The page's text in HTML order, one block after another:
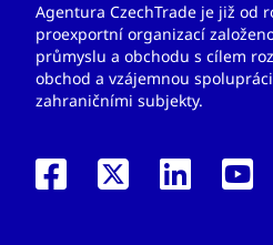
Agentura CzechTrade je již od
proexportní organizací
průmyslu a obchodu s cílem
obchod a vzájemnou
zahraničními subjekty.